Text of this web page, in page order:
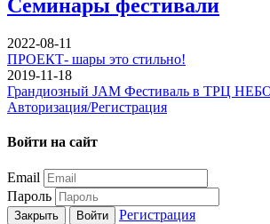
Семинары фестивали
2022-08-11
ПРОЕКТ- шары это стильно!
2019-11-18
Грандиозный JAM Фестиваль в ТРЦ
Авторизация/Регистрация
Войти на сайт
Email
Пароль
Закрыть Войти Регистрация